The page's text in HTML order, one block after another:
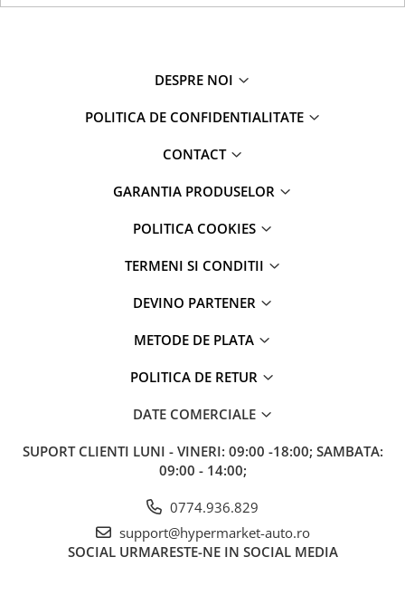
DESPRE NOI
POLITICA DE CONFIDENTIALITATE
CONTACT
GARANTIA PRODUSELOR
POLITICA COOKIES
TERMENI SI CONDITII
DEVINO PARTENER
METODE DE PLATA
POLITICA DE RETUR
DATE COMERCIALE
SUPORT CLIENTI LUNI - VINERI: 09:00 -18:00; SAMBATA:
09:00 - 14:00;
0774.936.829
support@hypermarket-auto.ro
SOCIAL URMARESTE-NE IN SOCIAL MEDIA